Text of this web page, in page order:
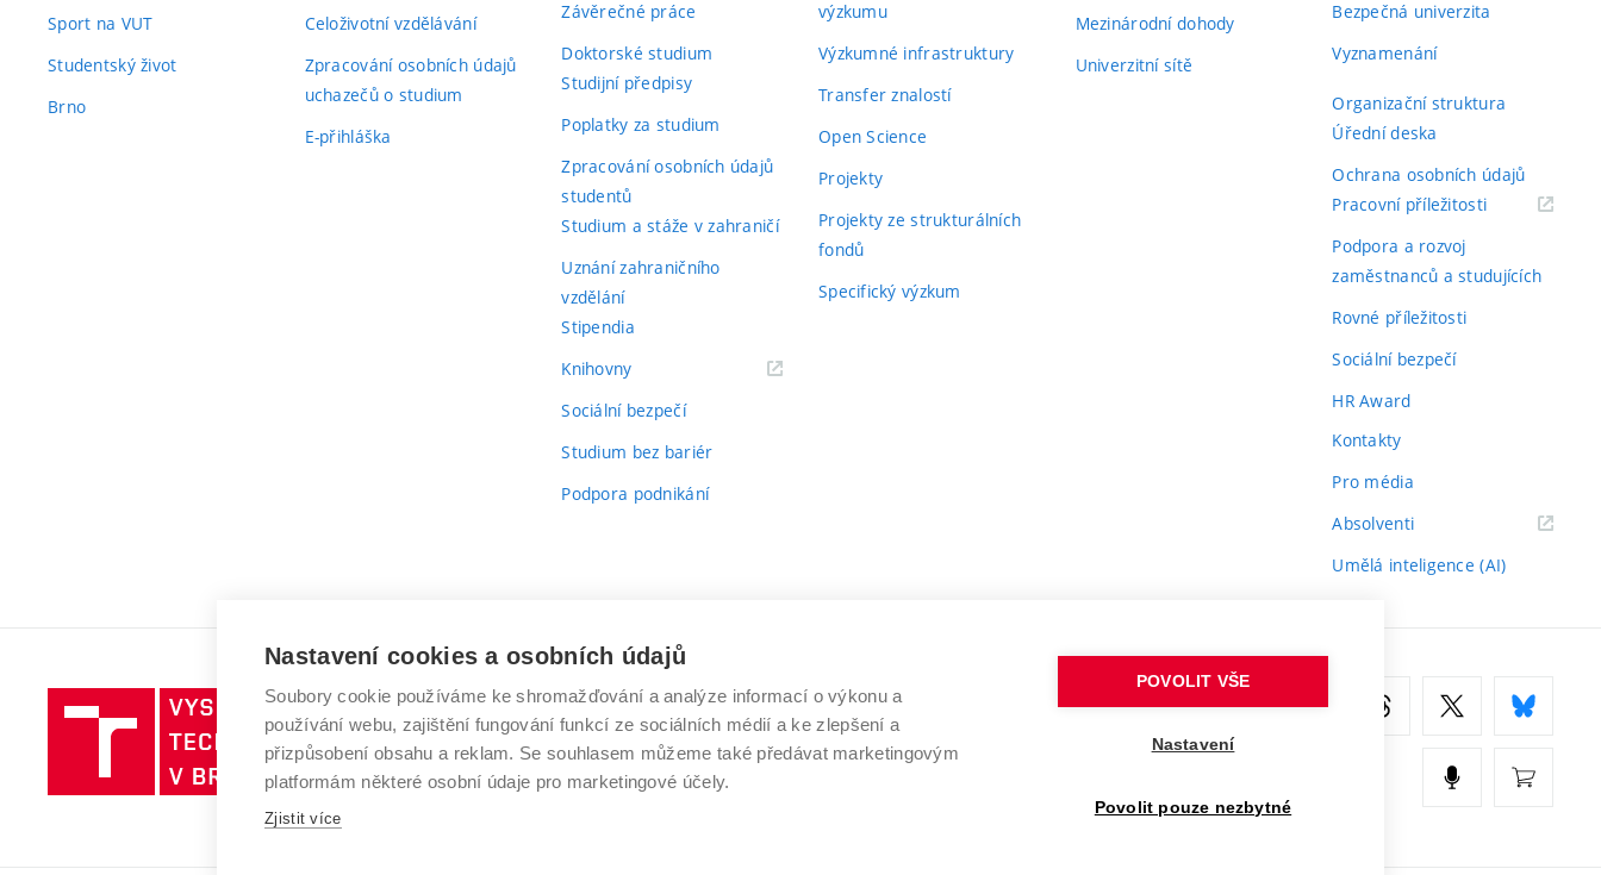
Sport na VUT
Studentský život
Brno
Celoživotní vzdělávání
Zpracování osobních údajů
uchazečů o studium
E-přihláška
Závěrečné práce
Doktorské studium
Studijní předpisy
Poplatky za studium
Zpracování osobních údajů
studentů
Studium a stáže v zahraničí
Uznání zahraničního
vzdělání
Stipendia
Knihovny(externí
Sociální bezpečí
Studium bez bariér
Podpora podnikání
výzkumu
Výzkumné infrastruktury
Transfer znalostí
Open Science
Projekty
Projekty ze strukturálních
fondů
Specifický výzkum
Mezinárodní dohody
Univerzitní sítě
Bezpečná univerzita
Vyznamenání
Organizační struktura
Úřední deska
Ochrana osobních údajů
Pracovní příležitosti(externí
Podpora a rozvoj
zaměstnanců a studujících
Rovné příležitosti
Sociální bezpečí
HR Award
Kontakty
Pro média
Absolventi(externí
Umělá inteligence (AI)
Vysoké
učení
technické
v
VYSOKÉ UČENÍ TECHNICKÉ V BRNĚ
Antonínská 548/1
602 00 Brno
www.vut.cz
Nastavení cookies a osobních údajů
Soubory cookie používáme ke shromažďování a analýze informací o výkonu a
používání webu, zajištění fungování funkcí ze sociálních médií a ke zlepšení a
přizpůsobení obsahu a reklam. Se souhlasem můžeme také předávat marketingovým
platformám některé osobní údaje pro marketingové účely.
Zjistit více
POVOLIT VŠE
Nastavení
Povolit pouze nezbytné